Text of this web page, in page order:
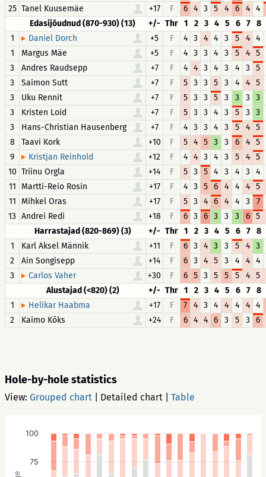
25 Tanel Kuusemäe +17 F 6 4 3 5 4 6 4
4
Edasijõudnud (870-930) (13)
+/- Thr 1 2 3 4 5 6 7 8
1
Daniel Dorch +5 F 4 3 4 4 3 5 4
4
1
Margus Mäe +5 F 4 3 3 4 3 5 4
5
3
Andres Raudsepp +7 F 4 4 3 4 3 4 3
5
3
Saimon Sutt +7 F 5 3 3 5 3 4 4
5
3
Uku Rennit +7 F 5 3 3 5 3 3 3
3
3
Kristen Loid +7 F 5 3 3 4 3 5 3
3
3
Hans-Christian Hausenberg +7 F 4 3 3 4 3 5 4
5
8
Taavi Kork +10 F 5 4 5 3 3 6 4
5
9
Kristjan Reinhold +12 F 4 4 3 4 3 5 4
5
10 Triinu Orgla +14 F 5 3 5 4 3 4 3
4
11
Martti-Reio Rosin +17 F 4 3 5 6 4 4 4
5
11
Mihkel Oras +17 F 5 3 4 6 4 4 3
7
13 Andrei Redi +18 F 6 3 6 3 3 3 6
5
Harrastajad (820-869) (3)
+/- Thr 1 2 3 4 5 6 7 8
1
Karl Aksel Männik +11 F 6 3 4 3 3 5 4
3
2
Ain Songisepp +14 F 6 3 4 5 3 4 4
4
3
Carlos Vaher +30 F 6 5 3 5 5 5 4
5
Alustajad (<820) (2)
+/- Thr 1 2 3 4 5 6 7 8
1
Helikar Haabma +17 F 7 4 3 4 4 4 4
4
2
Kaimo Kõks +24 F 6 4 4 6 3 5 3 6
Hole-by-hole statistics
View: Grouped chart Detailed chart Table
75
100